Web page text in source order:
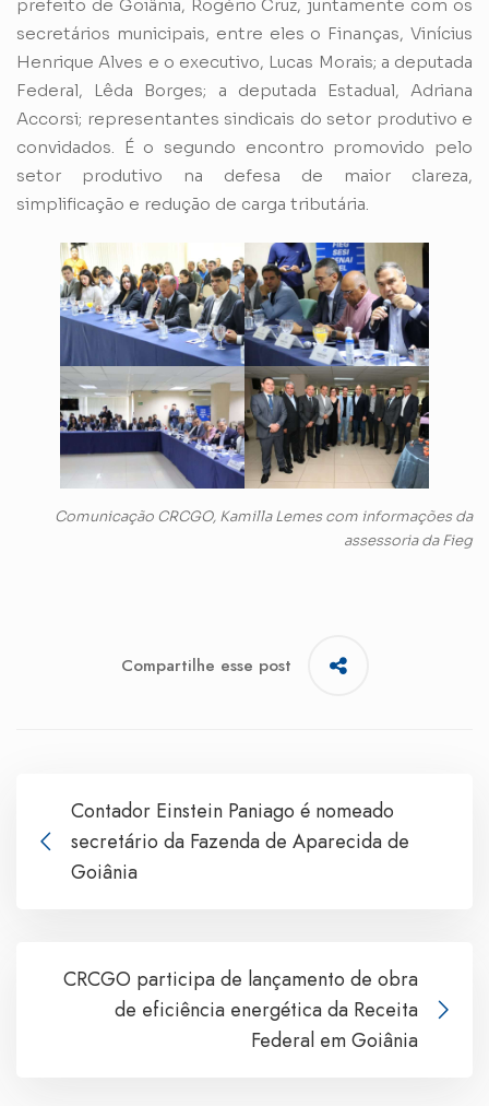
prefeito de Goiânia, Rogério Cruz, juntamente com os
secretários municipais, entre eles o Finanças, Vinícius
Henrique Alves e o executivo, Lucas Morais; a deputada
Federal, Lêda Borges; a deputada Estadual, Adriana
Accorsi; representantes sindicais do setor produtivo e
convidados. É o segundo encontro promovido pelo
setor produtivo na defesa de maior clareza,
simplificação e redução de carga tributária.
Comunicação CRCGO, Kamilla Lemes com informações da
assessoria da Fieg
Compartilhe esse post
Contador Einstein Paniago é nomeado
secretário da Fazenda de Aparecida de
Goiânia
CRCGO participa de lançamento de obra
de eficiência energética da Receita
Federal em Goiânia